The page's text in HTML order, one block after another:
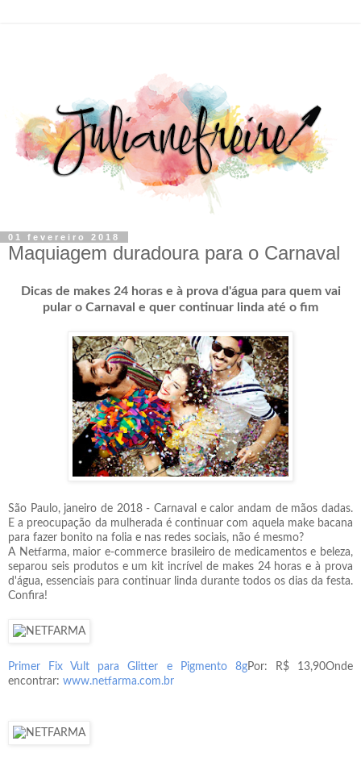
01 fevereiro 2018
Maquiagem duradoura para o Carnaval
Dicas de makes 24 horas e à prova d'água para quem vai
pular o Carnaval e quer continuar linda até o fim
São Paulo, janeiro de 2018 - Carnaval e calor andam de mãos dadas.
E a preocupação da mulherada é continuar com aquela make bacana
para fazer bonito na folia e nas redes sociais, não é mesmo?
A Netfarma, maior e-commerce brasileiro de medicamentos e beleza,
separou seis produtos e um kit incrível de makes 24 horas e à prova
d'água, essenciais para continuar linda durante todos os dias da festa.
Confira!
Primer Fix Vult para Glitter e Pigmento 8gPor: R$ 13,90Onde
encontrar: www.netfarma.com.br